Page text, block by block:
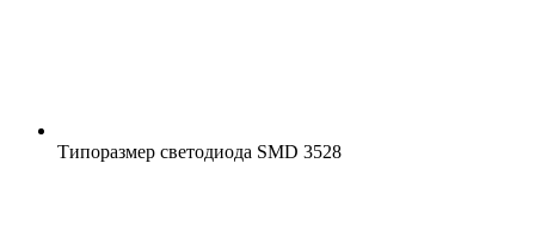
Типоразмер светодиода SMD 3528